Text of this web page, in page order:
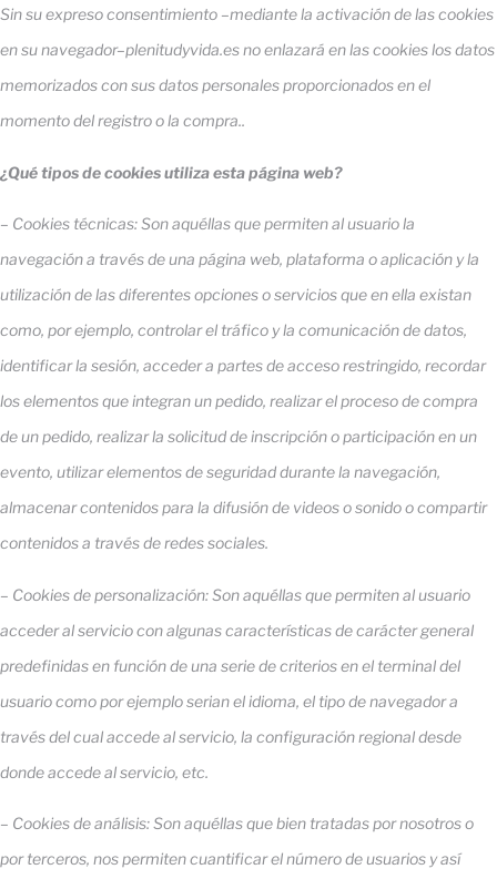
Sin su expreso consentimiento –mediante la activación de las cookies
en su navegador–plenitudyvida.es no enlazará en las cookies los datos
memorizados con sus datos personales proporcionados en el
momento del registro o la compra..
¿Qué tipos de cookies utiliza esta página web?
– Cookies técnicas: Son aquéllas que permiten al usuario la
navegación a través de una página web, plataforma o aplicación y la
utilización de las diferentes opciones o servicios que en ella existan
como, por ejemplo, controlar el tráfico y la comunicación de datos,
identificar la sesión, acceder a partes de acceso restringido, recordar
los elementos que integran un pedido, realizar el proceso de compra
de un pedido, realizar la solicitud de inscripción o participación en un
evento, utilizar elementos de seguridad durante la navegación,
almacenar contenidos para la difusión de videos o sonido o compartir
contenidos a través de redes sociales.
– Cookies de personalización: Son aquéllas que permiten al usuario
acceder al servicio con algunas características de carácter general
predefinidas en función de una serie de criterios en el terminal del
usuario como por ejemplo serian el idioma, el tipo de navegador a
través del cual accede al servicio, la configuración regional desde
donde accede al servicio, etc.
– Cookies de análisis: Son aquéllas que bien tratadas por nosotros o
por terceros, nos permiten cuantificar el número de usuarios y así